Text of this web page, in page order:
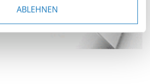
ABLEHNEN